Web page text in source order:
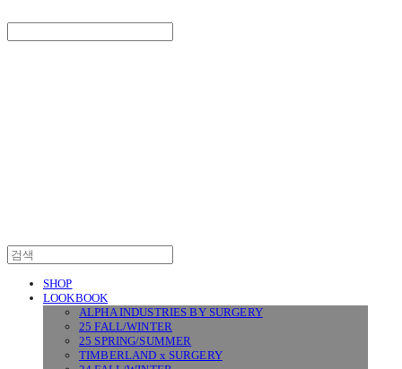
SHOP
LOOKBOOK
ALPHA INDUSTRIES BY SURGERY
25 FALL/WINTER
25 SPRING/SUMMER
TIMBERLAND x SURGERY